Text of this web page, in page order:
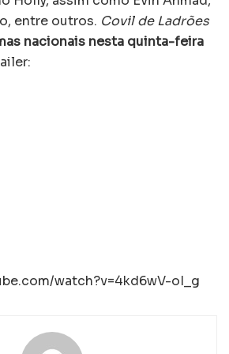
entre outros. Covil de Ladrões
nacionais nesta quinta-feira
watch?v=4kd6wV-oI_g